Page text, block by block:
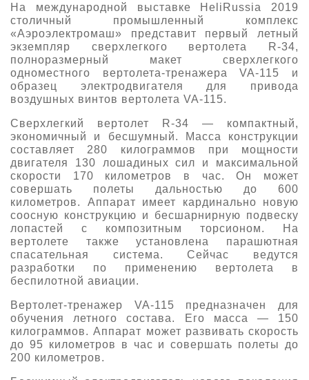
477-
33-81
О выставке
Партнеры выставки
Крокус Экспо
Даты будущих выставок
Документы
Контакты
Для участников
Заявка на участие
Заочное участие
Прилет на выставку
Основные требования МВЦ «Крокус Экспо»
Для посетителей
Место проведения HeliRussia
Схема проезда
Правила доступа и пребывания Крокус Экспо
Для СМИ
Аккредитация прессы
Условия инфопартнёрства
Положение об аккредитации
Публикации о выставке
Пресс-релизы
Архив
На международной выставке HeliRussia 2019
столичный промышленный комплекс
«Аэроэлектромаш» представит первый летный
экземпляр сверхлегкого вертолета R-34,
полноразмерный макет сверхлегкого
одноместного вертолета-тренажера VA-115 и
образец электродвигателя для привода
воздушных винтов вертолета VA-115.
Сверхлегкий вертолет R-34 — компактный,
экономичный и бесшумный. Масса конструкции
составляет 280 килограммов при мощности
двигателя 130 лошадиных сил и максимальной
скорости 170 километров в час. Он может
совершать полеты дальностью до 600
километров. Аппарат имеет кардинально новую
соосную конструкцию и бесшарнирную подвеску
лопастей с композитным торсионом. На
вертолете также установлена парашютная
спасательная система. Сейчас ведутся
разработки по применению вертолета в
беспилотной авиации.
Вертолет-тренажер VA-115 предназначен для
обучения летного состава. Его масса — 150
килограммов. Аппарат может развивать скорость
до 95 километров в час и совершать полеты до
200 километров.